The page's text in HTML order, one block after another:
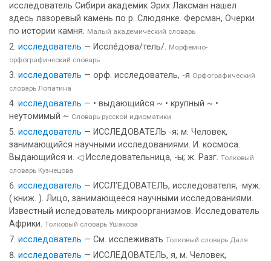
исследователь Сибири академик Эрих Лаксман нашел
здесь лазоревый камень по р. Слюдянке. Ферсман, Очерки
по истории камня. Малый академический словарь
исследователь — Иссле́дова/тель/. Морфемно-
орфографический словарь
исследователь — орф. исследователь, -я Орфографический
словарь Лопатина
исследователь — • выдающийся ~ • крупный ~ •
неутомимый ~ Словарь русской идиоматики
исследователь — ИССЛЕДОВАТЕЛЬ -я; м. Человек,
занимающийся научными исследованиями. И. космоса.
Выдающийся и. ◁ Исследовательница, -ы; ж. Разг. Толковый
словарь Кузнецова
исследователь — ИССЛ’ЕДОВАТЕЛЬ, исследователя, ·муж.
(·книж. ). Лицо, занимающееся научными исследованиями.
Известный иследователь микроорганизмов. Исследователь
Африки. Толковый словарь Ушакова
исследователь — См. исслеживать Толковый словарь Даля
исследователь — ИССЛЕДОВАТЕЛЬ, я, м. Человек,